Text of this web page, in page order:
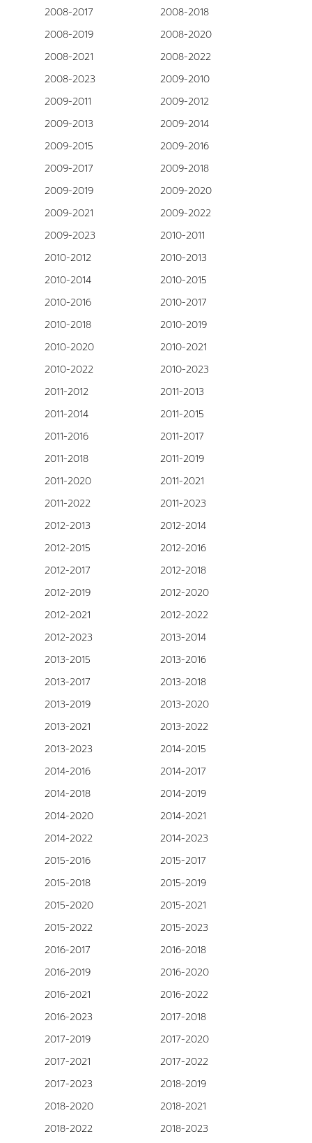
2008-2017
2008-2018
2008-2019
2008-2020
2008-2021
2008-2022
2008-2023
2009-2010
2009-2011
2009-2012
2009-2013
2009-2014
2009-2015
2009-2016
2009-2017
2009-2018
2009-2019
2009-2020
2009-2021
2009-2022
2009-2023
2010-2011
2010-2012
2010-2013
2010-2014
2010-2015
2010-2016
2010-2017
2010-2018
2010-2019
2010-2020
2010-2021
2010-2022
2010-2023
2011-2012
2011-2013
2011-2014
2011-2015
2011-2016
2011-2017
2011-2018
2011-2019
2011-2020
2011-2021
2011-2022
2011-2023
2012-2013
2012-2014
2012-2015
2012-2016
2012-2017
2012-2018
2012-2019
2012-2020
2012-2021
2012-2022
2012-2023
2013-2014
2013-2015
2013-2016
2013-2017
2013-2018
2013-2019
2013-2020
2013-2021
2013-2022
2013-2023
2014-2015
2014-2016
2014-2017
2014-2018
2014-2019
2014-2020
2014-2021
2014-2022
2014-2023
2015-2016
2015-2017
2015-2018
2015-2019
2015-2020
2015-2021
2015-2022
2015-2023
2016-2017
2016-2018
2016-2019
2016-2020
2016-2021
2016-2022
2016-2023
2017-2018
2017-2019
2017-2020
2017-2021
2017-2022
2017-2023
2018-2019
2018-2020
2018-2021
2018-2022
2018-2023